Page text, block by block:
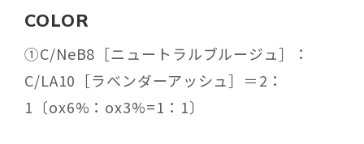
COLOR
①C/NeB8 ［ニュートラルブルージュ］：
C/LA10 ［ラベンダーアッシュ］ ＝2 ：
1 〔ox6% ： ox3%=1 ： 1〕